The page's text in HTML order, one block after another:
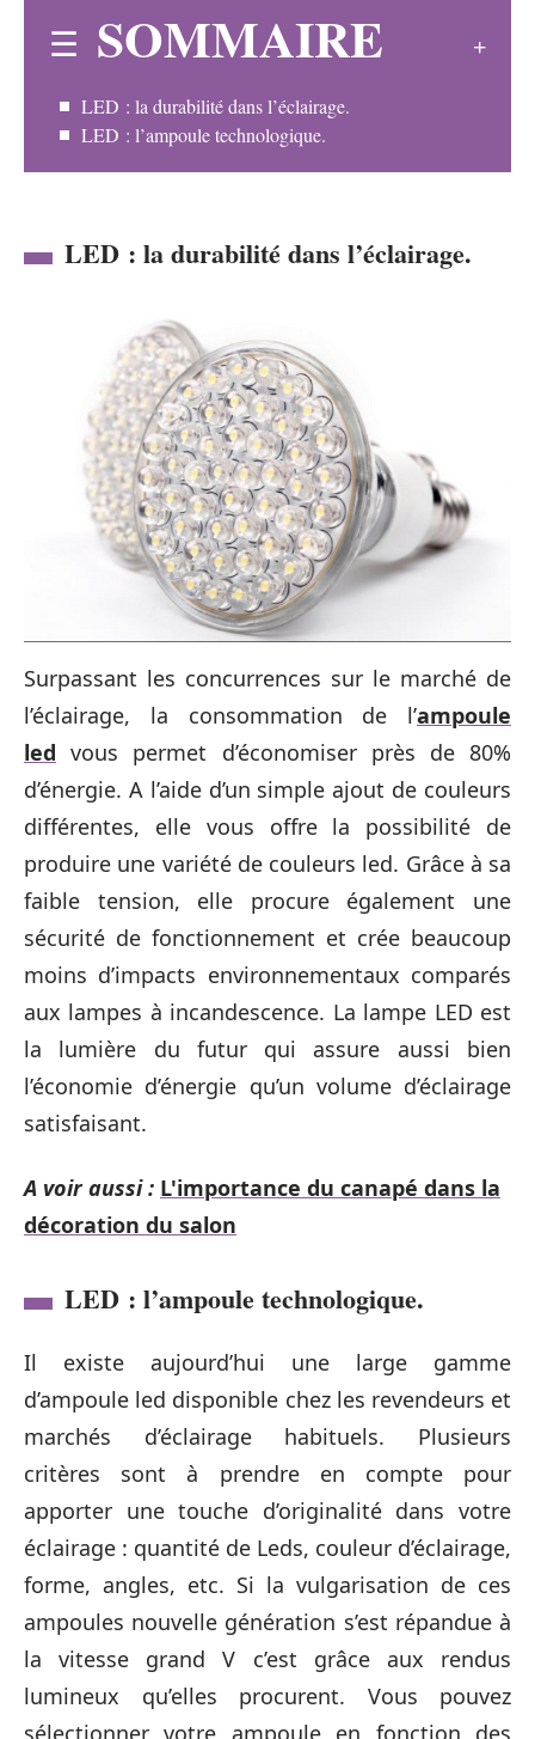
SOMMAIRE
LED : la durabilité dans l’éclairage.
LED : l’ampoule technologique.
LED : la durabilité dans l’éclairage.
Surpassant les concurrences sur le marché de
l’éclairage, la consommation de l’ampoule
led vous permet d’économiser près de 80%
d’énergie. A l’aide d’un simple ajout de couleurs
différentes, elle vous offre la possibilité de
produire une variété de couleurs led. Grâce à sa
faible tension, elle procure également une
sécurité de fonctionnement et crée beaucoup
moins d’impacts environnementaux comparés
aux lampes à incandescence. La lampe LED est
la lumière du futur qui assure aussi bien
l’économie d’énergie qu’un volume d’éclairage
satisfaisant.
A voir aussi : L'importance du canapé dans la
décoration du salon
LED : l’ampoule technologique.
Il existe aujourd’hui une large gamme
d’ampoule led disponible chez les revendeurs et
marchés d’éclairage habituels. Plusieurs
critères sont à prendre en compte pour
apporter une touche d’originalité dans votre
éclairage : quantité de Leds, couleur d’éclairage,
forme, angles, etc. Si la vulgarisation de ces
ampoules nouvelle génération s’est répandue à
la vitesse grand V c’est grâce aux rendus
lumineux qu’elles procurent. Vous pouvez
sélectionner votre ampoule en fonction des